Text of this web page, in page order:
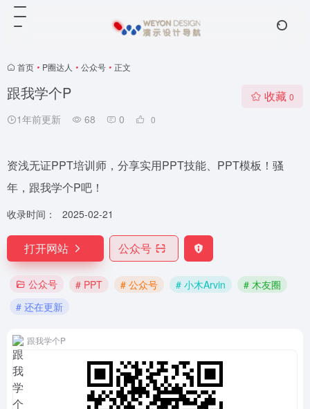
首页 • P圈达人 • 公众号 • 正文
跟我学个P
1年前更新 68 0 0
收藏 0
资浅无证PPT培训师，分享实用PPT技能、PPT模板！骚
年，跟我学个P吧！
收录时间： 2025-02-21
打开网站 公众号
公众号 # PPT # 公众号 # 小木Arvin
# 木友圈
# 还在更新
跟我学个P